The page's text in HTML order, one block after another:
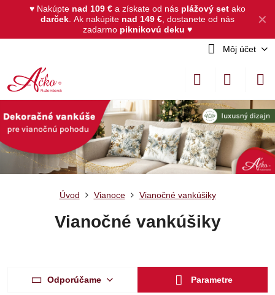
✕
♥ Nakúpte nad 109 € a získate od nás plážový set ako
darček Ak nakúpite nad 149 € , dostanete od nás
zadarmo piknikovú deku ♥
Môj účet
Úvod Vianoce Vianočné vankúšiky
Vianočné vankúšiky
Odporúčame Parametre